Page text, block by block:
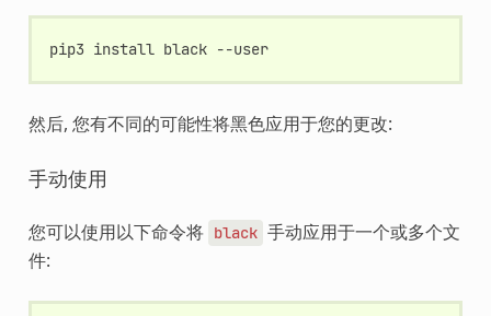
pip3 install black --user
然后, 您有不同的可能性将黑色应用于您的更改:
手动使用
您可以使用以下命令将 black 手动应用于一个或多个文
件: